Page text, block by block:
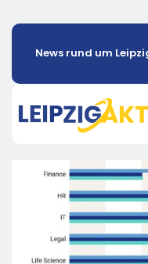
News rund um